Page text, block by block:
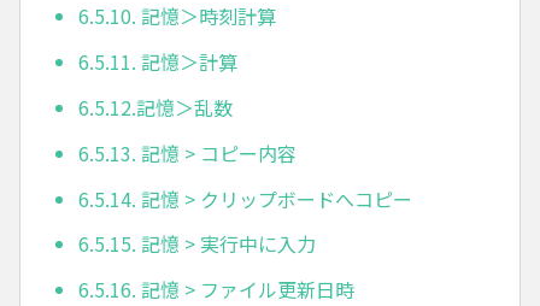
6.5.10. 記憶＞時刻計算
6.5.11. 記憶＞計算
6.5.12.記憶＞乱数
6.5.13. 記憶 > コピー内容
6.5.14. 記憶 > クリップボードへコピー
6.5.15. 記憶 > 実行中に入力
6.5.16. 記憶 > ファイル更新日時